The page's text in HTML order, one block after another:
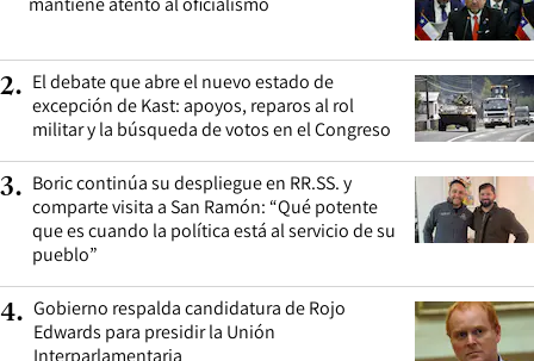
2. El debate que abre el nuevo estado de
excepción de Kast: apoyos, reparos al rol
militar y la búsqueda de votos en el Congreso
3. Boric continúa su despliegue en RR.SS. y
comparte visita a San Ramón: “Qué potente
que es cuando la política está al servicio de su
pueblo”
4. Gobierno respalda candidatura de Rojo
Edwards para presidir la Unión
Interparlamentaria